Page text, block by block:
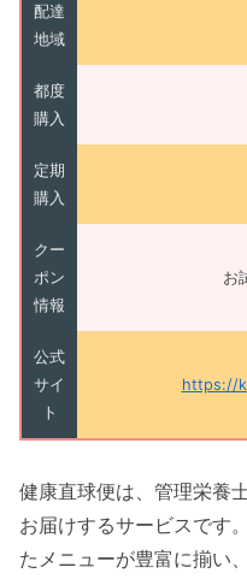
配達
地域
都度
購入
定期
購入
クー
ポン
情報
お
公式
サイ
ト
https://
健康直球便は、管理栄養
お届けするサービスです
たメニューが豊富に揃い